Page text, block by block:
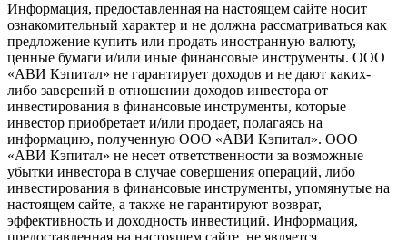
Информация, предоставленная на настоящем сайте носит
ознакомительный характер и не должна рассматриваться как
предложение купить или продать иностранную валюту,
ценные бумаги и/или иные финансовые инструменты. ООО
«АВИ Кэпитал» не гарантирует доходов и не дают каких-
либо заверений в отношении доходов инвестора от
инвестирования в финансовые инструменты, которые
инвестор приобретает и/или продает, полагаясь на
информацию, полученную ООО «АВИ Кэпитал». ООО
«АВИ Кэпитал» не несет ответственности за возможные
убытки инвестора в случае совершения операций, либо
инвестирования в финансовые инструменты, упомянутые на
настоящем сайте, а также не гарантируют возврат,
эффективность и доходность инвестиций. Информация,
предоставленная на настоящем сайте, не является